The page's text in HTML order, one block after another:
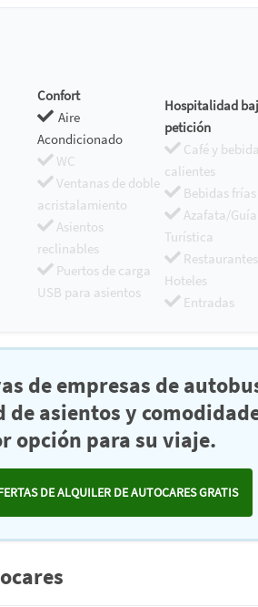
Confort
Aire
Acondicionado
WC
Ventanas de doble
acristalamiento
Asientos
reclinables
Puertos de carga
USB para asientos
Hospitalidad
petición
Café y
calientes
Bebidas frías
Azafata/Guía
Turística
Hoteles
Entradas
de empresas de
de asientos y
opción para su viaje.
DE ALQUILER DE AUTOCARES GRATIS